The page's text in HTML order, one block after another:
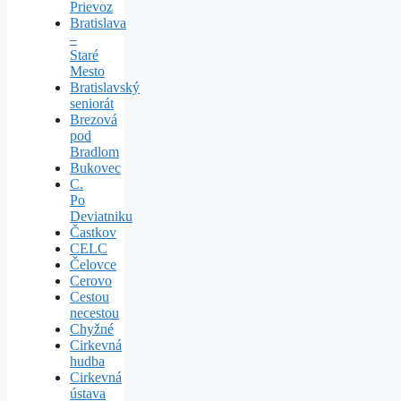
Prievoz
Bratislava
–
Staré
Mesto
Bratislavský
seniorát
Brezová
pod
Bradlom
Bukovec
C.
Po
Deviatniku
Častkov
CELC
Čelovce
Cerovo
Cestou
necestou
Chyžné
Cirkevná
hudba
Cirkevná
ústava